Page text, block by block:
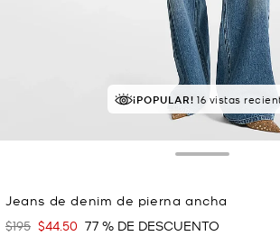
¡POPULAR! 16 vistas
Jeans de denim de pierna ancha
Era
$195 Ahora
$44.50 77 % DE DESCUENTO